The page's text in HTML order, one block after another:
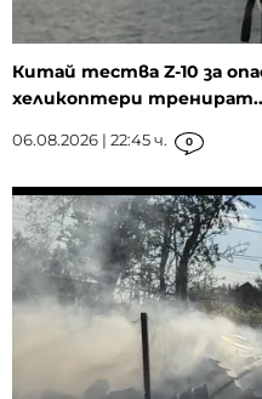
Китай тества Z-10 за
хеликоптери
06.08.2026 | 22:45 ч. 0